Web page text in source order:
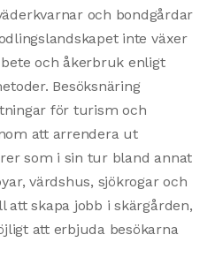
och bondgårdar
inte växer
och åkerbruk enligt
Besöksnäring
för turism och
att arrendera ut
som i sin tur bland annat
värdshus, sjökrogar och
att skapa jobb i skärgården,
att erbjuda besökarna